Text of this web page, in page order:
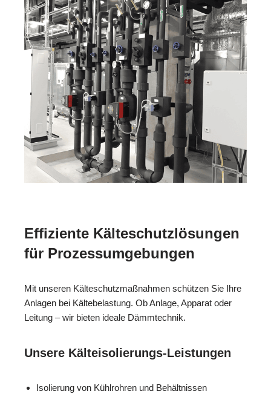
Effiziente Kälteschutzlösungen
für Prozessumgebungen
Mit unseren Kälteschutzmaßnahmen schützen Sie Ihre
Anlagen bei Kältebelastung. Ob Anlage, Apparat oder
Leitung – wir bieten ideale Dämmtechnik.
Unsere Kälteisolierungs-Leistungen
Isolierung von Kühlrohren und Behältnissen